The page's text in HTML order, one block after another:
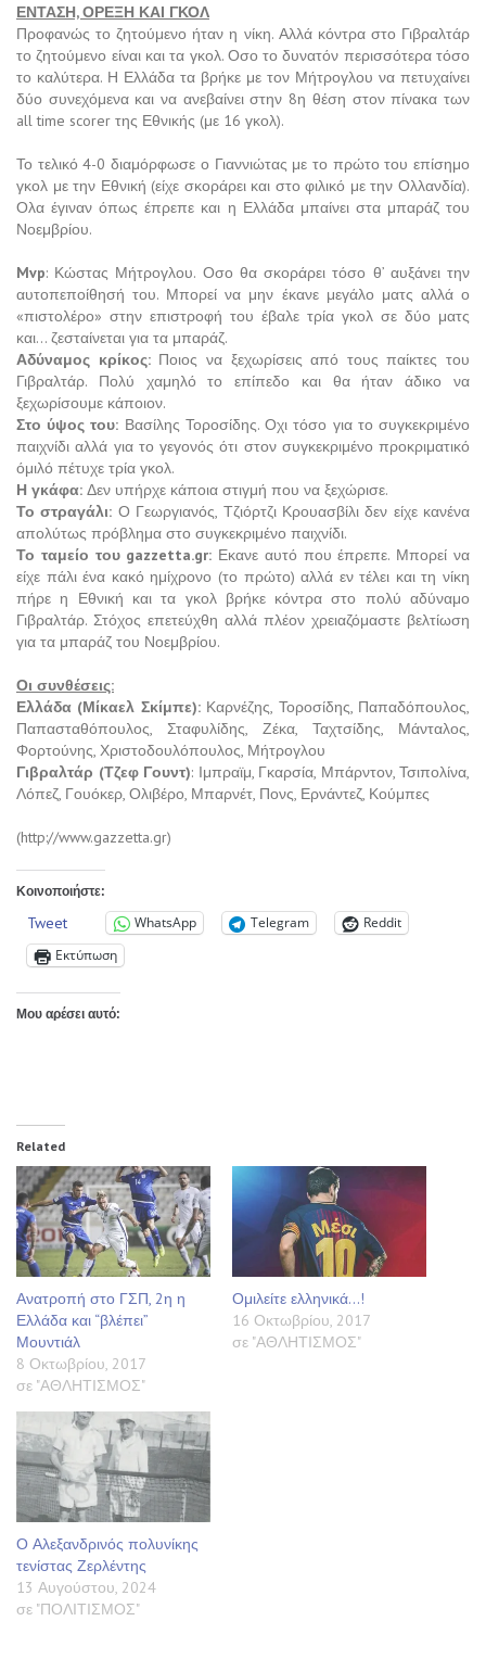
ΕΝΤΑΣΗ, ΟΡΕΞΗ ΚΑΙ ΓΚΟΛ
Προφανώς το ζητούμενο ήταν η νίκη. Αλλά κόντρα στο Γιβραλτάρ
το ζητούμενο είναι και τα γκολ. Οσο το δυνατόν περισσότερα τόσο
το καλύτερα. Η Ελλάδα τα βρήκε με τον Μήτρογλου να πετυχαίνει
δύο συνεχόμενα και να ανεβαίνει στην 8η θέση στον πίνακα των
all time scorer της Εθνικής (με 16 γκολ).
Το τελικό 4-0 διαμόρφωσε ο Γιαννιώτας με το πρώτο του επίσημο
γκολ με την Εθνική (είχε σκοράρει και στο φιλικό με την Ολλανδία).
Ολα έγιναν όπως έπρεπε και η Ελλάδα μπαίνει στα μπαράζ του
Νοεμβρίου.
Mvp: Κώστας Μήτρογλου. Οσο θα σκοράρει τόσο θ’ αυξάνει την
αυτοπεποίθησή του. Μπορεί να μην έκανε μεγάλο ματς αλλά ο
«πιστολέρο» στην επιστροφή του έβαλε τρία γκολ σε δύο ματς
και… ζεσταίνεται για τα μπαράζ.
Αδύναμος κρίκος: Ποιος να ξεχωρίσεις από τους παίκτες του
Γιβραλτάρ. Πολύ χαμηλό το επίπεδο και θα ήταν άδικο να
ξεχωρίσουμε κάποιον.
Στο ύψος του: Βασίλης Τοροσίδης. Οχι τόσο για το συγκεκριμένο
παιχνίδι αλλά για το γεγονός ότι στον συγκεκριμένο προκριματικό
όμιλό πέτυχε τρία γκολ.
Η γκάφα: Δεν υπήρχε κάποια στιγμή που να ξεχώρισε.
Το στραγάλι: Ο Γεωργιανός, Τζιόρτζι Κρουασβίλι δεν είχε κανένα
απολύτως πρόβλημα στο συγκεκριμένο παιχνίδι.
Το ταμείο του gazzetta.gr: Εκανε αυτό που έπρεπε. Μπορεί να
είχε πάλι ένα κακό ημίχρονο (το πρώτο) αλλά εν τέλει και τη νίκη
πήρε η Εθνική και τα γκολ βρήκε κόντρα στο πολύ αδύναμο
Γιβραλτάρ. Στόχος επετεύχθη αλλά πλέον χρειαζόμαστε βελτίωση
για τα μπαράζ του Νοεμβρίου.
Οι συνθέσεις:
Ελλάδα (Μίκαελ Σκίμπε):Καρνέζης, Τοροσίδης, Παπαδόπουλος,
Παπασταθόπουλος, Σταφυλίδης, Ζέκα, Ταχτσίδης, Μάνταλος,
Φορτούνης, Χριστοδουλόπουλος, Μήτρογλου
Γιβραλτάρ (Τζεφ Γουντ): Ιμπραϊμ, Γκαρσία, Μπάρντον, Τσιπολίνα,
Λόπεζ, Γουόκερ, Ολιβέρο, Μπαρνέτ, Πονς, Ερνάντεζ, Κούμπες
(http://www.gazzetta.gr)
Κοινοποιήστε:
Tweet WhatsApp Telegram
Reddit
Εκτύπωση
Μου αρέσει αυτό:
Related
Ανατροπή στο ΓΣΠ, 2η η
Ελλάδα και “βλέπει”
Μουντιάλ
8 Οκτωβρίου, 2017
σε "ΑΘΛΗΤΙΣΜΟΣ"
Ομιλείτε ελληνικά…!
16 Οκτωβρίου, 2017
σε "ΑΘΛΗΤΙΣΜΟΣ"
Ο Αλεξανδρινός πολυνίκης
τενίστας Ζερλέντης
13 Αυγούστου, 2024
σε "ΠΟΛΙΤΙΣΜΟΣ"